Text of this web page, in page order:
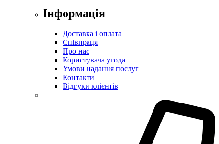
Інформація
Доставка і оплата
Співпраця
Про нас
Користувача угода
Умови надання послуг
Контакти
Відгуки клієнтів